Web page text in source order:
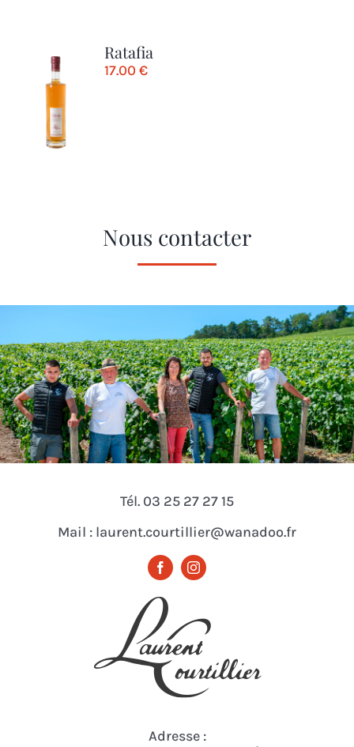
Ratafia
17.00€
Nous contacter
Tél. 03 25 27 27 15
Mail : laurent.courtillier@wanadoo.fr
Adresse :